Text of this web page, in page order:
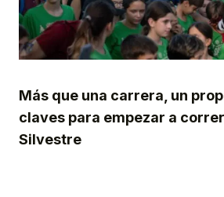
Más que una carrera, un
claves para empezar a
Silvestre